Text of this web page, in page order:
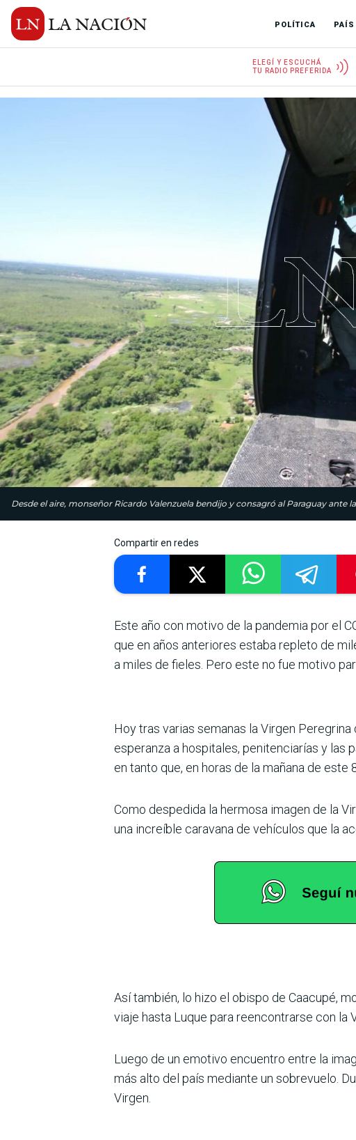
POLÍTICA PAÍS
ELEGÍ Y ESCUCHÁ
TU RADIO PREFERIDA
Desde el aire, monseñor Ricardo Valenzuela bendijo y consagró al Paraguay ante
Compartir en redes
Este año con motivo de la pandemia por el
que en años anteriores estaba repleto de
a miles de fieles. Pero este no fue motivo
Hoy tras varias semanas la Virgen
esperanza a hospitales, penitenciarías y las
en tanto que, en horas de la mañana de
Como despedida la hermosa imagen de la
una increíble caravana de vehículos que la
Así también, lo hizo el obispo de Caacupé,
viaje hasta Luque para reencontrarse con la
Luego de un emotivo encuentro entre la
más alto del país mediante un sobrevuelo.
Virgen.